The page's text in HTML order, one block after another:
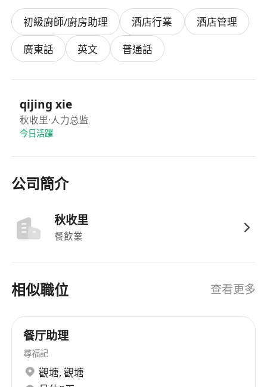
需求，並清晰傳達行政政策與流程變更。
守時可靠，能配合門店營業時間（含假日、早晚
班），具備基本抗壓性與責任感。
高中職以上學歷，有零售、餐飲或服務業收銀經
初級廚師/廚房助理 酒店行業
酒店管理
廣東話
英文 普通話
qijing xie
秋收里·人力总监
今日活躍
公司簡介
秋收里
餐飲業
相似職位 查看更多
餐厅助理
尋福記
觀塘, 觀塘